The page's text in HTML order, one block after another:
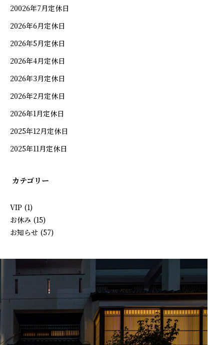
店舗情報
オンラインショップ
新着情報
20026年7月定休日
2026年6月定休日
2026年5月定休日
2026年4月定休日
2026年3月定休日
2026年2月定休日
2026年1月定休日
2025年12月定休日
2025年11月定休日
カテゴリー
VIP (1)
お休み (15)
お知らせ (57)